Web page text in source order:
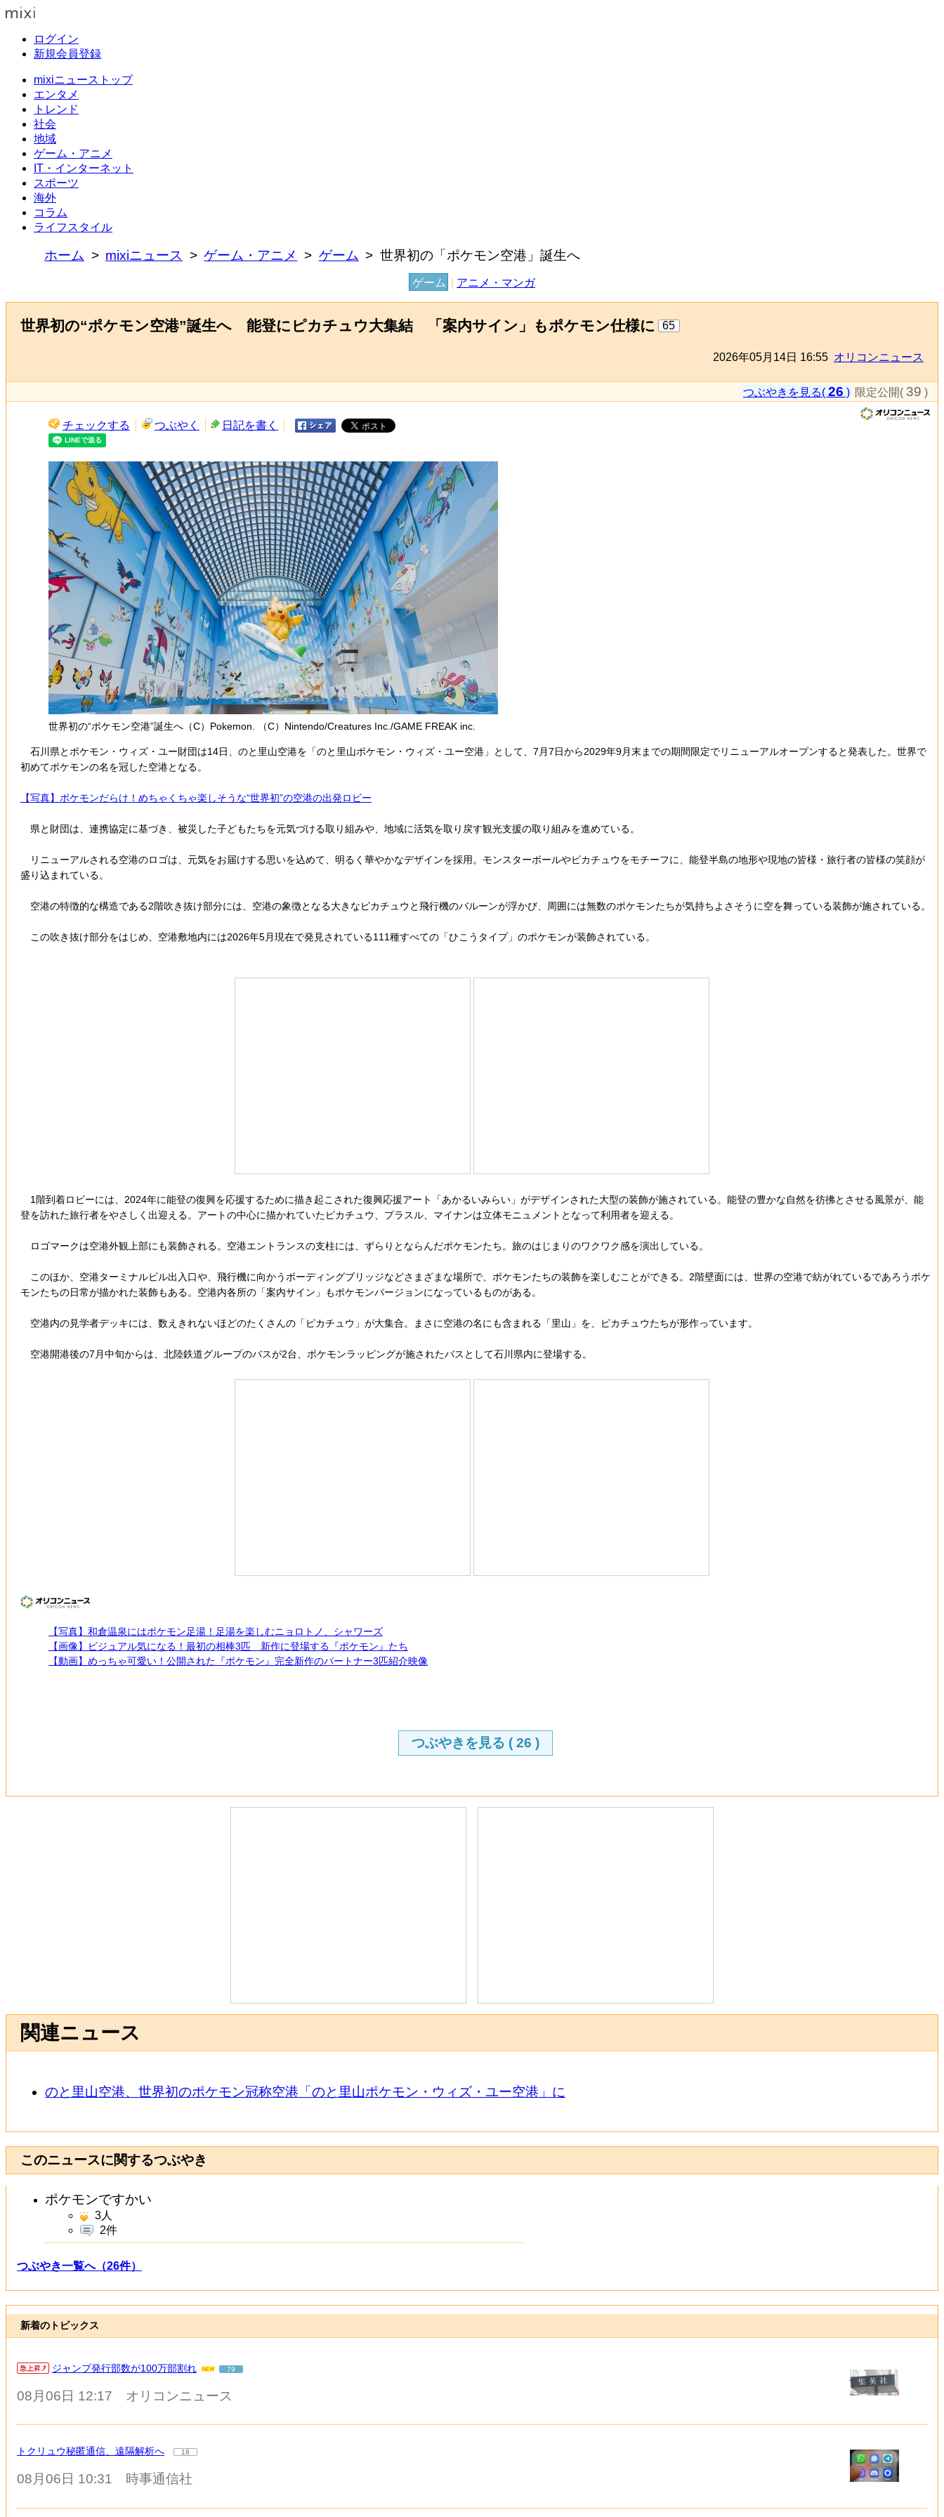
ログイン
新規会員登録
mixiニューストップ
エンタメ
トレンド
社会
地域
ゲーム・アニメ
IT・インターネット
スポーツ
海外
コラム
ライフスタイル
ホーム mixiニュース ゲーム・アニメ ゲーム 世界初の「ポケモン空港」誕生へ
ゲーム アニメ・マンガ
世界初の“ポケモン空港”誕生へ 能登にピカチュウ大集結 「案内サイン」もポケモン仕様に 65
2026年05月14日 16:55 オリコンニュース
つぶやきを見る( 26 ) 限定公開( 39 )
チェックする つぶやく 日記を書く
世界初の“ポケモン空港”誕生へ（C）Pokemon. （C）Nintendo/Creatures Inc./GAME FREAK inc.
石川県とポケモン・ウィズ・ユー財団は14日、のと里山空港を「のと里山ポケモン・ウィズ・ユー空港」として、7月7日から2029年9月末までの期間限定でリニューアルオープンすると発表した。世界で
初めてポケモンの名を冠した空港となる。
【写真】ポケモンだらけ！めちゃくちゃ楽しそうな“世界初”の空港の出発ロビー
県と財団は、連携協定に基づき、被災した子どもたちを元気づける取り組みや、地域に活気を取り戻す観光支援の取り組みを進めている。
リニューアルされる空港のロゴは、元気をお届けする思いを込めて、明るく華やかなデザインを採用。モンスターボールやピカチュウをモチーフに、能登半島の地形や現地の皆様・旅行者の皆様の笑顔が
盛り込まれている。
空港の特徴的な構造である2階吹き抜け部分には、空港の象徴となる大きなピカチュウと飛行機のバルーンが浮かび、周囲には無数のポケモンたちが気持ちよさそうに空を舞っている装飾が施されている。
この吹き抜け部分をはじめ、空港敷地内には2026年5月現在で発見されている111種すべての「ひこうタイプ」のポケモンが装飾されている。
1階到着ロビーには、2024年に能登の復興を応援するために描き起こされた復興応援アート「あかるいみらい」がデザインされた大型の装飾が施されている。能登の豊かな自然を彷彿とさせる風景が、能
登を訪れた旅行者をやさしく出迎える。アートの中心に描かれていたピカチュウ、プラスル、マイナンは立体モニュメントとなって利用者を迎える。
ロゴマークは空港外観上部にも装飾される。空港エントランスの支柱には、ずらりとならんだポケモンたち。旅のはじまりのワクワク感を演出している。
このほか、空港ターミナルビル出入口や、飛行機に向かうボーディングブリッジなどさまざまな場所で、ポケモンたちの装飾を楽しむことができる。2階壁面には、世界の空港で紡がれているであろうポケ
モンたちの日常が描かれた装飾もある。空港内各所の「案内サイン」もポケモンバージョンになっているものがある。
空港内の見学者デッキには、数えきれないほどのたくさんの「ピカチュウ」が大集合。まさに空港の名にも含まれる「里山」を、ピカチュウたちが形作っています。
空港開港後の7月中旬からは、北陸鉄道グループのバスが2台、ポケモンラッピングが施されたバスとして石川県内に登場する。
【写真】和倉温泉にはポケモン足湯！足湯を楽しむニョロトノ、シャワーズ
【画像】ビジュアル気になる！最初の相棒3匹 新作に登場する『ポケモン』たち
【動画】めっちゃ可愛い！公開された『ポケモン』完全新作のパートナー3匹紹介映像
つぶやきを見る ( 26 )
関連ニュース
のと里山空港、世界初のポケモン冠称空港「のと里山ポケモン・ウィズ・ユー空港」に
このニュースに関するつぶやき
ポケモンですかい
3人
2件
つぶやき一覧へ（26件）
新着のトピックス
ジャンプ発行部数が100万部割れ 79
08月06日 12:17 オリコンニュース
トクリュウ秘匿通信、遠隔解析へ 18
08月06日 10:31 時事通信社